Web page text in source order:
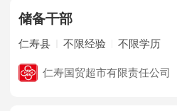
储备干部
仁寿县 不限经验 不限学历
仁寿国贸超市有限责任公司